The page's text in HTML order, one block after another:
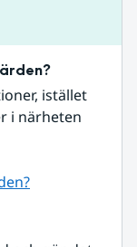
istället
i närheten